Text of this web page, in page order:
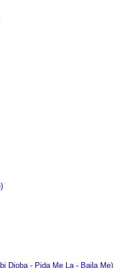
Djoba - Pida Me La - Baila Me)